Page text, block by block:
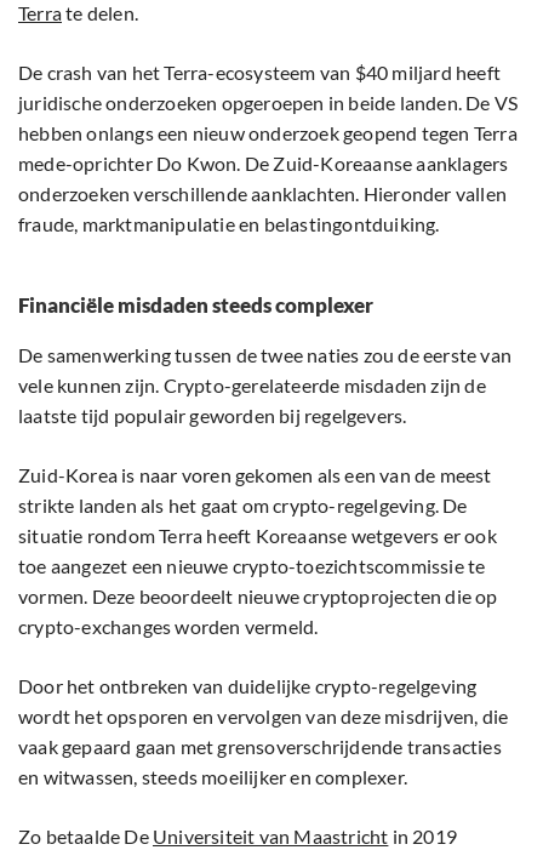
Terrate delen.
De crash van het Terra-ecosysteem van $40 miljard heeft
juridische onderzoeken opgeroepen in beide landen. De VS
hebben onlangs een nieuw onderzoek geopend tegen Terra
mede-oprichter Do Kwon. De Zuid-Koreaanse aanklagers
onderzoeken verschillende aanklachten. Hieronder vallen
fraude, marktmanipulatie en belastingontduiking.
Financiële misdaden steeds complexer
De samenwerking tussen de twee naties zou de eerste van
vele kunnen zijn. Crypto-gerelateerde misdaden zijn de
laatste tijd populair geworden bij regelgevers.
Zuid-Korea is naar voren gekomen als een van de meest
strikte landen als het gaat om crypto-regelgeving. De
situatie rondom Terra heeft Koreaanse wetgevers er ook
toe aangezet een nieuwe crypto-toezichtscommissie te
vormen. Deze beoordeelt nieuwe cryptoprojecten die op
crypto-exchanges worden vermeld.
Door het ontbreken van duidelijke crypto-regelgeving
wordt het opsporen en vervolgen van deze misdrijven, die
vaak gepaard gaan met grensoverschrijdende transacties
en witwassen, steeds moeilijker en complexer.
Zo betaalde De Universiteit van Maastricht in 2019